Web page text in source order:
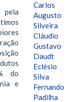
pela
do
e
Carlos
Augusto
Silveira
Cláudio
Gustavo
Daudt
Eclésio
Silva
Fernando
Padilha